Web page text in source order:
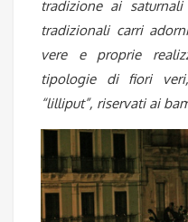
tradizione ai
tradizionali carri
vere e proprie
tipologie di fiori
“lilliput”, riservati ai